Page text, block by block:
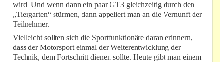
wird. Und wenn dann ein paar GT3 gleichzeitig durch den
„Tiergarten“ stürmen, dann appeliert man an die Vernunft der
Teilnehmer.
Vielleicht sollten sich die Sportfunktionäre daran erinnern,
dass der Motorsport einmal der Weiterentwicklung der
Technik, dem Fortschritt dienen sollte. Heute gibt man einem